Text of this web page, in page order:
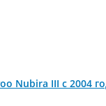
Nubira III с 2004